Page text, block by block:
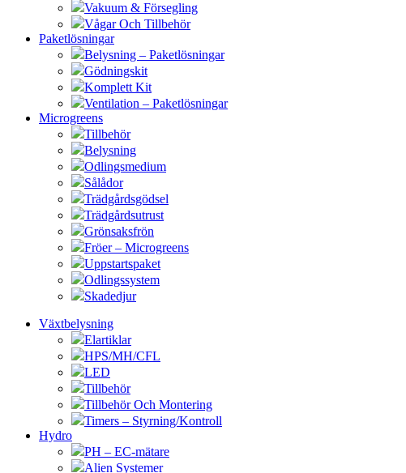
Vakuum & Försegling
Vågar Och Tillbehör
Paketlösningar
Belysning – Paketlösningar
Gödningskit
Komplett Kit
Ventilation – Paketlösningar
Microgreens
Tillbehör
Belysning
Odlingsmedium
Sålådor
Trädgårdsgödsel
Trädgårdsutrust
Grönsaksfrön
Fröer – Microgreens
Uppstartspaket
Odlingssystem
Skadedjur
Växtbelysning
Elartiklar
HPS/MH/CFL
LED
Tillbehör
Tillbehör Och Montering
Timers – Styrning/Kontroll
Hydro
PH – EC-mätare
Alien Systemer